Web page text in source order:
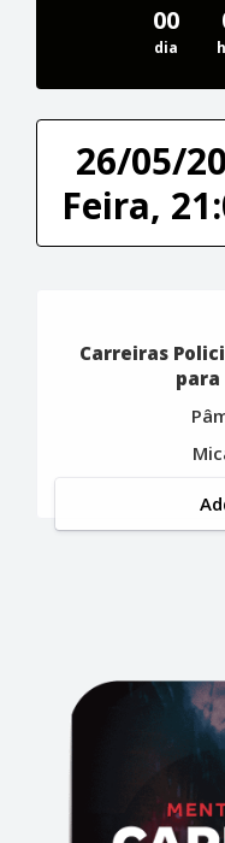
00
dia
26/05/
Feira,
Carreiras
para